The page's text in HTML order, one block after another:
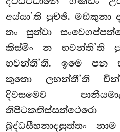
අය්යා’ති පුච්ඡි. මඞ්කුනා
තං සුත්වා
කිස්මිං න භවන්ති’ති
භවන්ති’ති. ඉමෙ පන
කුතො ලභන්තී’ති
දිවසමෙව
බුද්ධසීහනාදසුත්තං